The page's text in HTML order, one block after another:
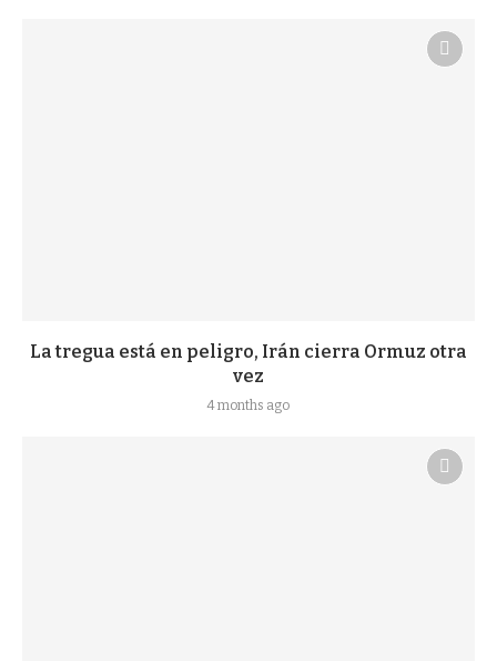
La tregua está en peligro, Irán cierra Ormuz otra
vez
4 months ago